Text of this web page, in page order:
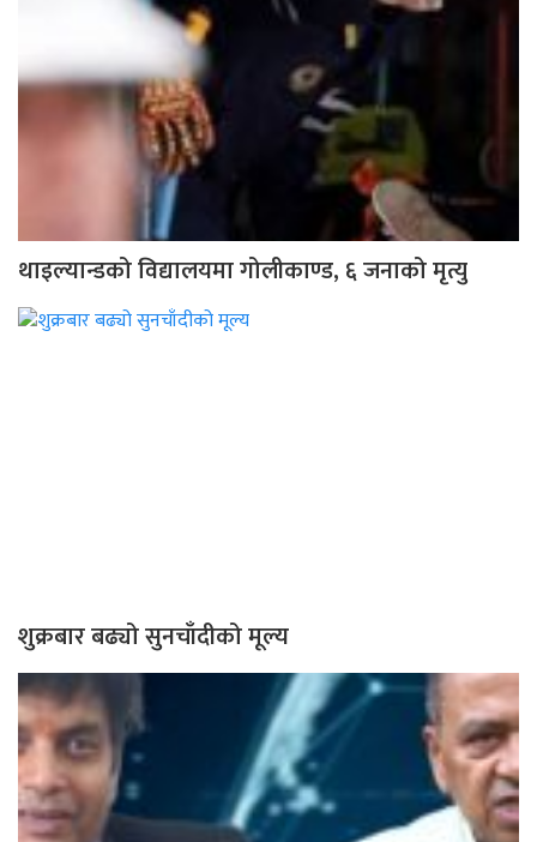
थाइल्यान्डको विद्यालयमा गोलीकाण्ड, ६ जनाको मृत्यु
शुक्रबार बढ्यो सुनचाँदीको मूल्य